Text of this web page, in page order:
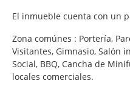
El inmueble cuenta con un
Zona comúnes : Portería,
Visitantes, Gimnasio, Salón
Social, BBQ, Cancha de
locales comerciales.